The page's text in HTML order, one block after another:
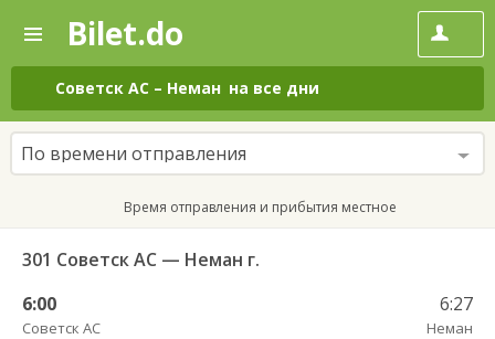
—
Поиск
и
покупка
билетов
на
автобус
онлайн
Bilet.do
Советск АС – Неман на все дни
По времени отправления
Время отправления и прибытия местное
301 Советск АС — Неман г.
6:00
Советск АС
6:27
Неман